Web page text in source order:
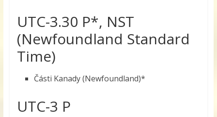
UTC-3.30 P*, NST
(Newfoundland Standard
Time)
Části Kanady (Newfoundland)*
UTC-3 P